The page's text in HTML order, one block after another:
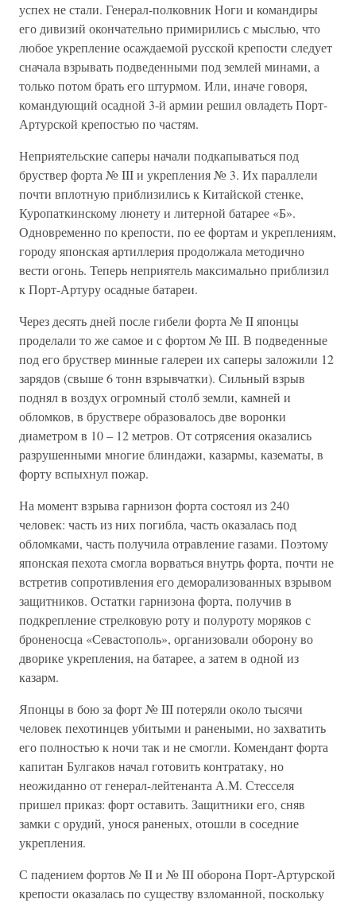
успех не стали. Генерал-полковник Ноги и командиры
его дивизий окончательно примирились с мыслью, что
любое укрепление осаждаемой русской крепости следует
сначала взрывать подведенными под землей минами, а
только потом брать его штурмом. Или, иначе говоря,
командующий осадной 3-й армии решил овладеть Порт-
Артурской крепостью по частям.
Неприятельские саперы начали подкапываться под
бруствер форта № III и укрепления № 3. Их параллели
почти вплотную приблизились к Китайской стенке,
Куропаткинскому люнету и литерной батарее «Б».
Одновременно по крепости, по ее фортам и укреплениям,
городу японская артиллерия продолжала методично
вести огонь. Теперь неприятель максимально приблизил
к Порт-Артуру осадные батареи.
Через десять дней после гибели форта № II японцы
проделали то же самое и с фортом № III. В подведенные
под его бруствер минные галереи их саперы заложили 12
зарядов (свыше 6 тонн взрывчатки). Сильный взрыв
поднял в воздух огромный столб земли, камней и
обломков, в бруствере образовалось две воронки
диаметром в 10 – 12 метров. От сотрясения оказались
разрушенными многие блиндажи, казармы, казематы, в
форту вспыхнул пожар.
На момент взрыва гарнизон форта состоял из 240
человек: часть из них погибла, часть оказалась под
обломками, часть получила отравление газами. Поэтому
японская пехота смогла ворваться внутрь форта, почти не
встретив сопротивления его деморализованных взрывом
защитников. Остатки гарнизона форта, получив в
подкрепление стрелковую роту и полуроту моряков с
броненосца «Севастополь», организовали оборону во
дворике укрепления, на батарее, а затем в одной из
казарм.
Японцы в бою за форт № III потеряли около тысячи
человек пехотинцев убитыми и ранеными, но захватить
его полностью к ночи так и не смогли. Комендант форта
капитан Булгаков начал готовить контратаку, но
неожиданно от генерал-лейтенанта А.М. Стесселя
пришел приказ: форт оставить. Защитники его, сняв
замки с орудий, унося раненых, отошли в соседние
укрепления.
С падением фортов № II и № III оборона Порт-Артурской
крепости оказалась по существу взломанной, поскольку